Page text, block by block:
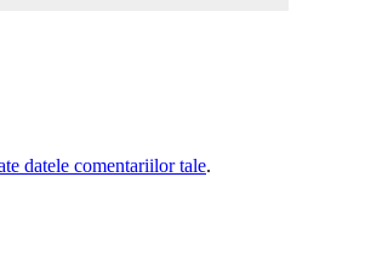
datele comentariilor tale.